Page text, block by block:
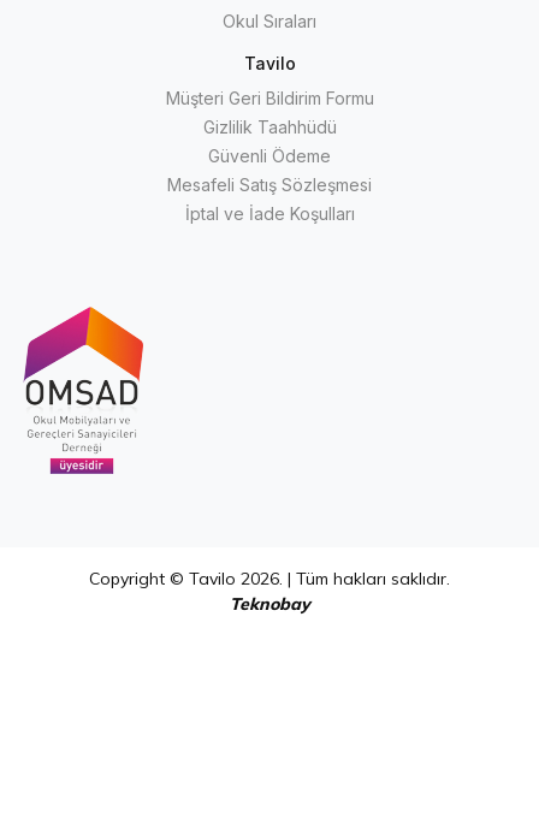
Okul Sıraları
Tavilo
Müşteri Geri Bildirim Formu
Gizlilik Taahhüdü
Güvenli Ödeme
Mesafeli Satış Sözleşmesi
İptal ve İade Koşulları
Copyright © Tavilo 2026. | Tüm hakları saklıdır.
Teknobay